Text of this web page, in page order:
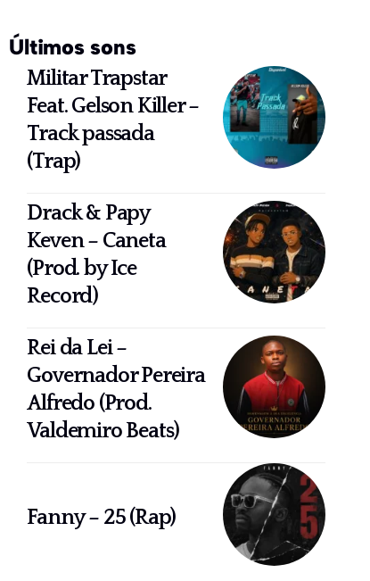
Últimos sons
Militar Trapstar
Feat. Gelson Killer –
Track passada
(Trap)
Drack & Papy
Keven – Caneta
(Prod. by Ice
Record)
Rei da Lei –
Governador Pereira
Alfredo (Prod.
Valdemiro Beats)
Fanny – 25 (Rap)